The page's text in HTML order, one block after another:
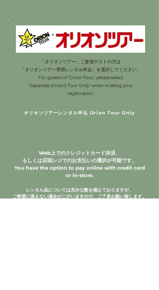
「オリオンツアー」ご参加ゲストの方は
「オリオンツアー専用レンタル申込」を選択してください。
For guests of 'Orion Tour,' please select
'Japanese (Orion) Tour Only' when making your
registration.
オリオンツアーレンタル申込 Orion Tour Only
Web上でのクレジットカード決済、
もしくは店頭レジでのお支払いの選択が可能です。
You have the option to pay online with credit card
or in-store.
レンタル品については充分な数を揃えておりますが、
ご希望に添えない場合がございますので、 ご了承お願い致します。